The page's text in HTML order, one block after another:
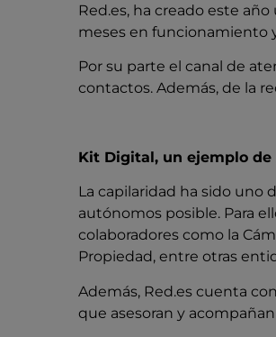
Red.es, ha creado este
meses en funcionamiento
Por su parte el canal de
contactos. Además, de la
Kit Digital, un ejemplo
La capilaridad ha sido uno
autónomos posible. Para
colaboradores como la
Propiedad, entre otras
Además, Red.es cuenta
que asesoran y